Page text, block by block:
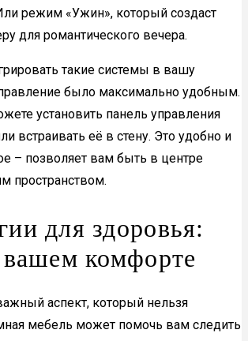
режим «Ужин», который создаст
для романтического вечера.
такие системы в вашу
было максимально удобным.
установить панель управления
встраивать её в стену. Это удобно и
– позволяет вам быть в центре
пространством.
для здоровья:
вашем комфорте
аспект, который нельзя
мебель может помочь вам следить